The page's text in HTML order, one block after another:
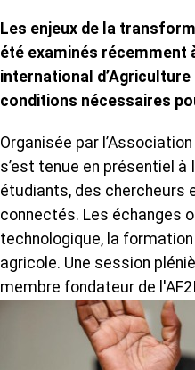
Les enjeux de la
été examinés récemment
international d’Agriculture
conditions nécessaires
Organisée par
s’est tenue en présentiel à
étudiants, des chercheurs
connectés. Les échanges
technologique, la
agricole. Une session
membre fondateur de